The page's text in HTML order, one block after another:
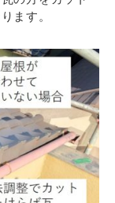
ます。